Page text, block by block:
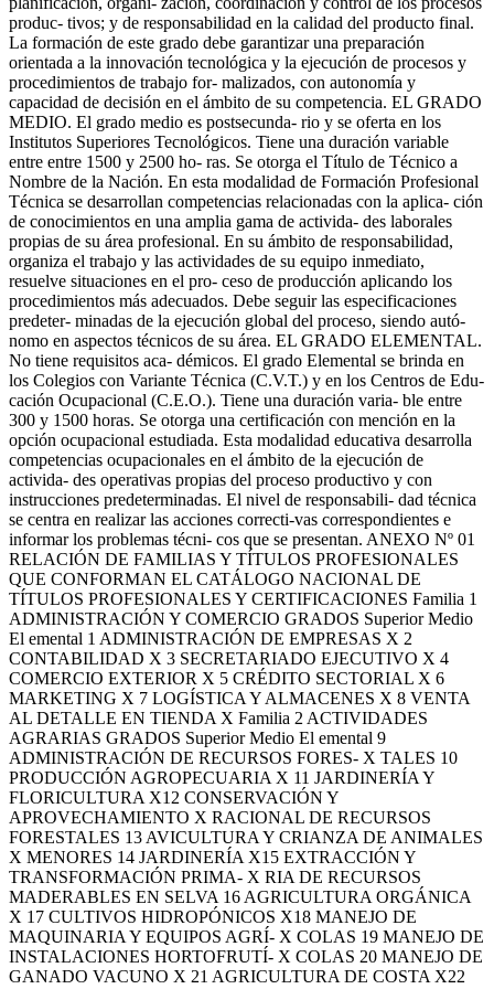
produc- tivos; y de responsabilidad en la calidad del producto final.
La formación de este grado debe garantizar una preparación
orientada a la innovación tecnológica y la ejecución de procesos y
procedimientos de trabajo for- malizados, con autonomía y
capacidad de decisión en el ámbito de su competencia. EL GRADO
MEDIO. El grado medio es postsecunda- rio y se oferta en los
Institutos Superiores Tecnológicos. Tiene una duración variable
entre entre 1500 y 2500 ho- ras. Se otorga el Título de Técnico a
Nombre de la Nación. En esta modalidad de Formación Profesional
Técnica se desarrollan competencias relacionadas con la aplica- ción
de conocimientos en una amplia gama de activida- des laborales
propias de su área profesional. En su ámbito de responsabilidad,
organiza el trabajo y las actividades de su equipo inmediato,
resuelve situaciones en el pro- ceso de producción aplicando los
procedimientos más adecuados. Debe seguir las especificaciones
predeter- minadas de la ejecución global del proceso, siendo autó-
nomo en aspectos técnicos de su área. EL GRADO ELEMENTAL.
No tiene requisitos aca- démicos. El grado Elemental se brinda en
los Colegios con Variante Técnica (C.V.T.) y en los Centros de Edu-
cación Ocupacional (C.E.O.). Tiene una duración varia- ble entre
300 y 1500 horas. Se otorga una certificación con mención en la
opción ocupacional estudiada. Esta modalidad educativa desarrolla
competencias ocupacionales en el ámbito de la ejecución de
activida- des operativas propias del proceso productivo y con
instrucciones predeterminadas. El nivel de responsabili- dad técnica
se centra en realizar las acciones correcti-vas correspondientes e
informar los problemas técni- cos que se presentan. ANEXO Nº 01
RELACIÓN DE FAMILIAS Y TÍTULOS PROFESIONALES
QUE CONFORMAN EL CATÁLOGO NACIONAL DE
TÍTULOS PROFESIONALES Y CERTIFICACIONES Familia 1
ADMINISTRACIÓN Y COMERCIO GRADOS Superior Medio
El emental 1 ADMINISTRACIÓN DE EMPRESAS X 2
CONTABILIDAD X 3 SECRETARIADO EJECUTIVO X 4
COMERCIO EXTERIOR X 5 CRÉDITO SECTORIAL X 6
MARKETING X 7 LOGÍSTICA Y ALMACENES X 8 VENTA
AL DETALLE EN TIENDA X Familia 2 ACTIVIDADES
AGRARIAS GRADOS Superior Medio El emental 9
ADMINISTRACIÓN DE RECURSOS FORES- X TALES 10
PRODUCCIÓN AGROPECUARIA X 11 JARDINERÍA Y
FLORICULTURA X12 CONSERVACIÓN Y
APROVECHAMIENTO X RACIONAL DE RECURSOS
FORESTALES 13 AVICULTURA Y CRIANZA DE ANIMALES
X MENORES 14 JARDINERÍA X15 EXTRACCIÓN Y
TRANSFORMACIÓN PRIMA- X RIA DE RECURSOS
MADERABLES EN SELVA 16 AGRICULTURA ORGÁNICA
X 17 CULTIVOS HIDROPÓNICOS X18 MANEJO DE
MAQUINARIA Y EQUIPOS AGRÍ- X COLAS 19 MANEJO DE
INSTALACIONES HORTOFRUTÍ- X COLAS 20 MANEJO DE
GANADO VACUNO X 21 AGRICULTURA DE COSTA X22